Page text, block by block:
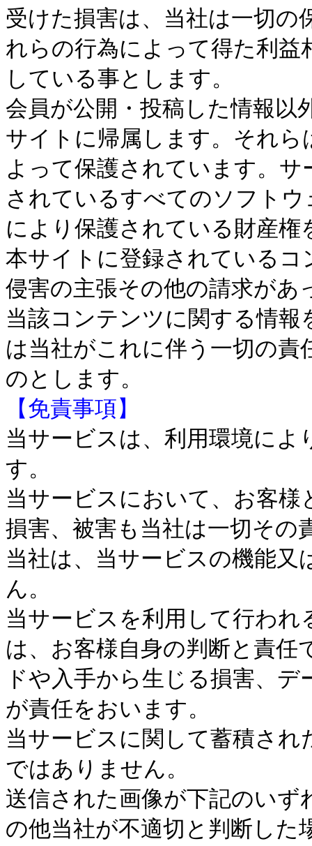
受けた損害は、当社は一切の
れらの行為によって得た利益
している事とします。
会員が公開・投稿した情報以
サイトに帰属します。それら
よって保護されています。
されているすべてのソフト
により保護されている財産権
本サイトに登録されている
侵害の主張その他の請求があ
当該コンテンツに関する情
は当社がこれに伴う一切の
のとします。
【免責事項】
当サービスは、利用環境に
す。
当サービスにおいて、お客
損害、被害も当社は一切その
当社は、当サービスの機能
ん。
当サービスを利用して行わ
は、お客様自身の判断と責
ドや入手から生じる損害、
が責任をおいます。
当サービスに関して蓄積さ
ではありません。
送信された画像が下記のい
の他当社が不適切と判断した